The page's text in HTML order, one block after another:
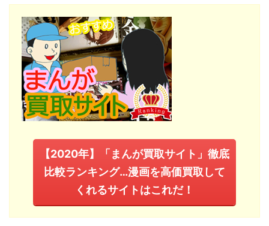
【2020年】「まんが買取サイト」徹底
比較ランキング…漫画を高価買取して
くれるサイトはこれだ！